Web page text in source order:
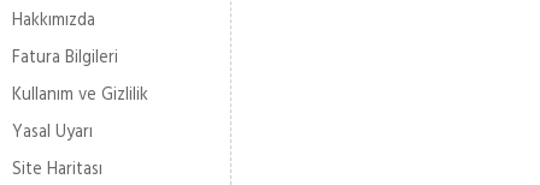
Hakkımızda
Fatura Bilgileri
Kullanım ve Gizlilik
Yasal Uyarı
Site Haritası